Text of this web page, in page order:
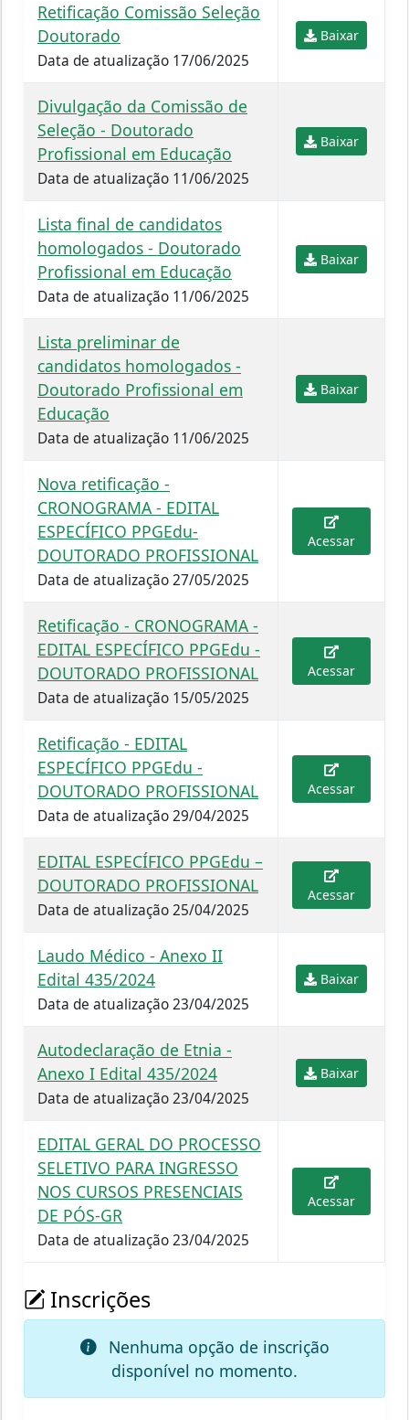
Retificação Comissão Seleção
Doutorado
Data de atualização 17/06/2025
Baixar
Divulgação da Comissão de
Seleção - Doutorado
Profissional em Educação
Data de atualização 11/06/2025
Baixar
Lista final de candidatos
homologados - Doutorado
Profissional em Educação
Data de atualização 11/06/2025
Baixar
Lista preliminar de
candidatos homologados -
Doutorado Profissional em
Educação
Data de atualização 11/06/2025
Baixar
Nova retificação -
CRONOGRAMA - EDITAL
ESPECÍFICO PPGEdu-
DOUTORADO PROFISSIONAL
Data de atualização 27/05/2025
Acessar
Retificação - CRONOGRAMA -
EDITAL ESPECÍFICO PPGEdu -
DOUTORADO PROFISSIONAL
Data de atualização 15/05/2025
Acessar
Retificação - EDITAL
ESPECÍFICO PPGEdu -
DOUTORADO PROFISSIONAL
Data de atualização 29/04/2025
Acessar
EDITAL ESPECÍFICO PPGEdu –
DOUTORADO PROFISSIONAL
Data de atualização 25/04/2025
Acessar
Laudo Médico - Anexo II
Edital 435/2024
Data de atualização 23/04/2025
Baixar
Autodeclaração de Etnia -
Anexo I Edital 435/2024
Data de atualização 23/04/2025
Baixar
EDITAL GERAL DO PROCESSO
SELETIVO PARA INGRESSO
NOS CURSOS PRESENCIAIS
DE PÓS-GR
Data de atualização 23/04/2025
Acessar
Inscrições
Nenhuma opção de inscrição
disponível no momento.